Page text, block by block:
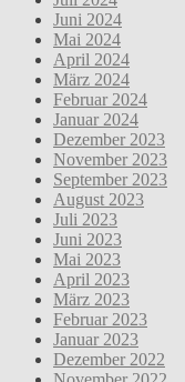
Juni 2024
Mai 2024
April 2024
März 2024
Februar 2024
Januar 2024
Dezember 2023
November 2023
September 2023
August 2023
Juli 2023
Juni 2023
Mai 2023
April 2023
März 2023
Februar 2023
Januar 2023
Dezember 2022